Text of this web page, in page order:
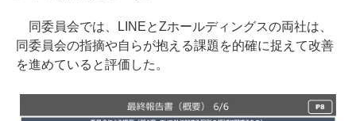
同委員会では、LINEとZホールディングスの両社は、
同委員会の指摘や自らが抱える課題を的確に捉えて改善
を進めていると評価した。